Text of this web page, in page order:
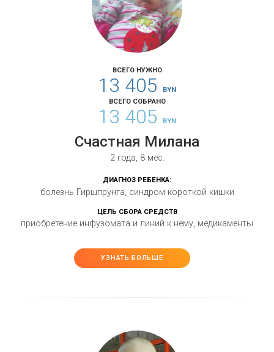
ВСЕГО НУЖНО
13 405
BYN
ВСЕГО СОБРАНО
13 405 BYN
Счастная Милана
2 года, 8 мес.
ДИАГНОЗ РЕБЕНКА:
болезнь Гиршпрунга, синдром короткой кишки
ЦЕЛЬ СБОРА СРЕДСТВ
приобретение инфузомата и линий к нему, медикаменты
УЗНАТЬ БОЛЬШЕ